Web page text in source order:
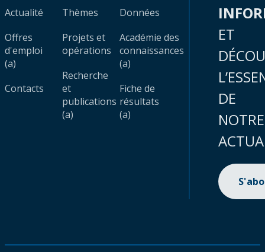
Actualité
Offres
d'emploi
(a)
Contacts
Thèmes
Projets et
opérations
Recherche
et
publications
(a)
Données
Académie des
connaissances
(a)
Fiche de
résultats
(a)
ET
DE
NOTRE